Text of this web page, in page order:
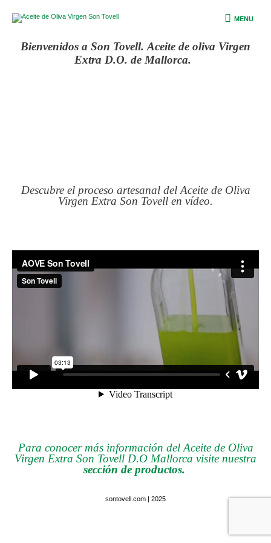
contenido
MENU
MENU
Bienvenidos a Son Tovell.Aceite de oliva Virgen
Extra D.O. de Mallorca.
Descubre el proceso artesanal del Aceite de Oliva
Virgen Extra Son Tovell en vídeo.
Para conocer más información del Aceite de Oliva
Virgen Extra Son Tovell D.O Mallorca visite nuestra
sección de productos.
sontovell.com | 2025